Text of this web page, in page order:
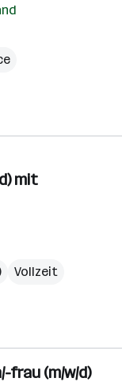
mit
Vollzeit
frau (m/w/d)